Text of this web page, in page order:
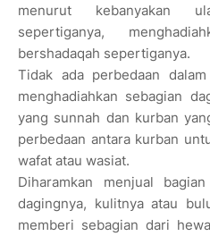
menurut kebanyakan
sepertiganya,
bershadaqah sepertiganya.
Tidak ada perbedaan
menghadiahkan sebagian
yang sunnah dan kurban
perbedaan antara kurban
wafat atau wasiat.
Diharamkan menjual
dagingnya, kulitnya atau
memberi sebagian dari